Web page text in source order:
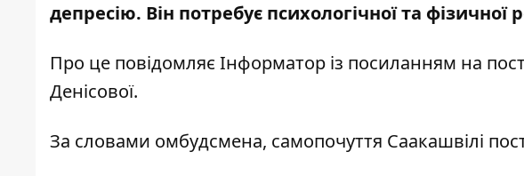
депресію. Він потребує психологічної та фізичної
Про це повідомляє Інформатор із посиланням на пост
Денісової.
За словами омбудсмена, самопочуття Саакашвілі